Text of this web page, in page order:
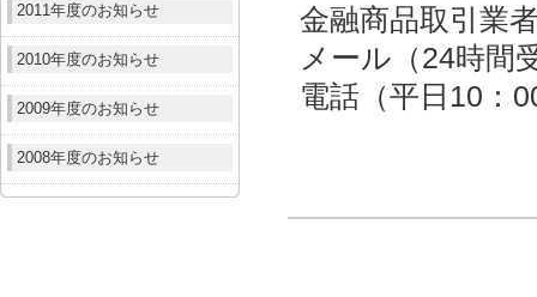
2011年度のお知らせ
2010年度のお知らせ
2009年度のお知らせ
2008年度のお知らせ
金融商品取引業
メール（24時間
電話（平日10：